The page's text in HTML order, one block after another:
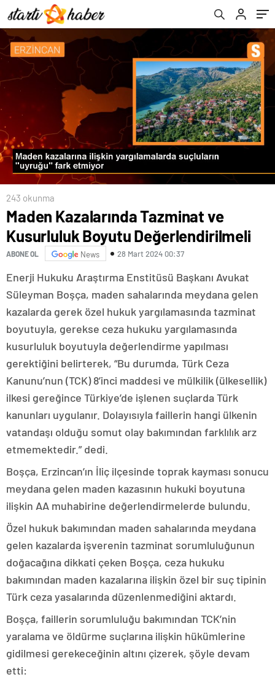
243 okunma
Maden Kazalarında Tazminat ve
Kusurluluk Boyutu Değerlendirilmeli
ABONE OL News 28 Mart 2024 00:37
Enerji Hukuku Araştırma Enstitüsü Başkanı Avukat
Süleyman Boşça, maden sahalarında meydana gelen
kazalarda gerek özel hukuk yargılamasında tazminat
boyutuyla, gerekse ceza hukuku yargılamasında
kusurluluk boyutuyla değerlendirme yapılması
gerektiğini belirterek, “Bu durumda, Türk Ceza
Kanunu’nun (TCK) 8’inci maddesi ve mülkilik (ülkesellik)
ilkesi gereğince Türkiye’de işlenen suçlarda Türk
kanunları uygulanır. Dolayısıyla faillerin hangi ülkenin
vatandaşı olduğu somut olay bakımından farklılık arz
etmemektedir.” dedi.
Boşça, Erzincan’ın İliç ilçesinde toprak kayması sonucu
meydana gelen maden kazasının hukuki boyutuna
ilişkin AA muhabirine değerlendirmelerde bulundu.
Özel hukuk bakımından maden sahalarında meydana
gelen kazalarda işverenin tazminat sorumluluğunun
doğacağına dikkati çeken Boşça, ceza hukuku
bakımından maden kazalarına ilişkin özel bir suç tipinin
Türk ceza yasalarında düzenlenmediğini aktardı.
Boşça, faillerin sorumluluğu bakımından TCK’nin
yaralama ve öldürme suçlarına ilişkin hükümlerine
gidilmesi gerekeceğinin altını çizerek, şöyle devam
etti: